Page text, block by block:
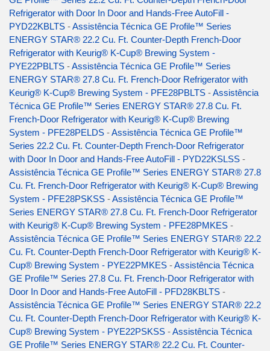
Refrigerator with Door In Door and Hands-Free AutoFill -
PYD22KBLTS -Assistência Técnica GE Profile™ Series
ENERGY STAR® 22.2 Cu. Ft. Counter-Depth French-Door
Refrigerator with Keurig® K-Cup® Brewing System -
PYE22PBLTS -Assistência Técnica GE Profile™ Series
ENERGY STAR® 27.8 Cu. Ft. French-Door Refrigerator with
Keurig® K-Cup® Brewing System - PFE28PBLTS -Assistência
Técnica GE Profile™ Series ENERGY STAR® 27.8 Cu. Ft.
French-Door Refrigerator with Keurig® K-Cup® Brewing
System - PFE28PELDS -Assistência Técnica GE Profile™
Series 22.2 Cu. Ft. Counter-Depth French-Door Refrigerator
with Door In Door and Hands-Free AutoFill - PYD22KSLSS -
Assistência Técnica GE Profile™ Series ENERGY STAR® 27.8
Cu. Ft. French-Door Refrigerator with Keurig® K-Cup® Brewing
System - PFE28PSKSS -Assistência Técnica GE Profile™
Series ENERGY STAR® 27.8 Cu. Ft. French-Door Refrigerator
with Keurig® K-Cup® Brewing System - PFE28PMKES -
Assistência Técnica GE Profile™ Series ENERGY STAR® 22.2
Cu. Ft. Counter-Depth French-Door Refrigerator with Keurig® K-
Cup® Brewing System - PYE22PMKES -Assistência Técnica
GE Profile™ Series 27.8 Cu. Ft. French-Door Refrigerator with
Door In Door and Hands-Free AutoFill - PFD28KBLTS -
Assistência Técnica GE Profile™ Series ENERGY STAR® 22.2
Cu. Ft. Counter-Depth French-Door Refrigerator with Keurig® K-
Cup® Brewing System - PYE22PSKSS -Assistência Técnica
GE Profile™ Series ENERGY STAR® 22.2 Cu. Ft. Counter-